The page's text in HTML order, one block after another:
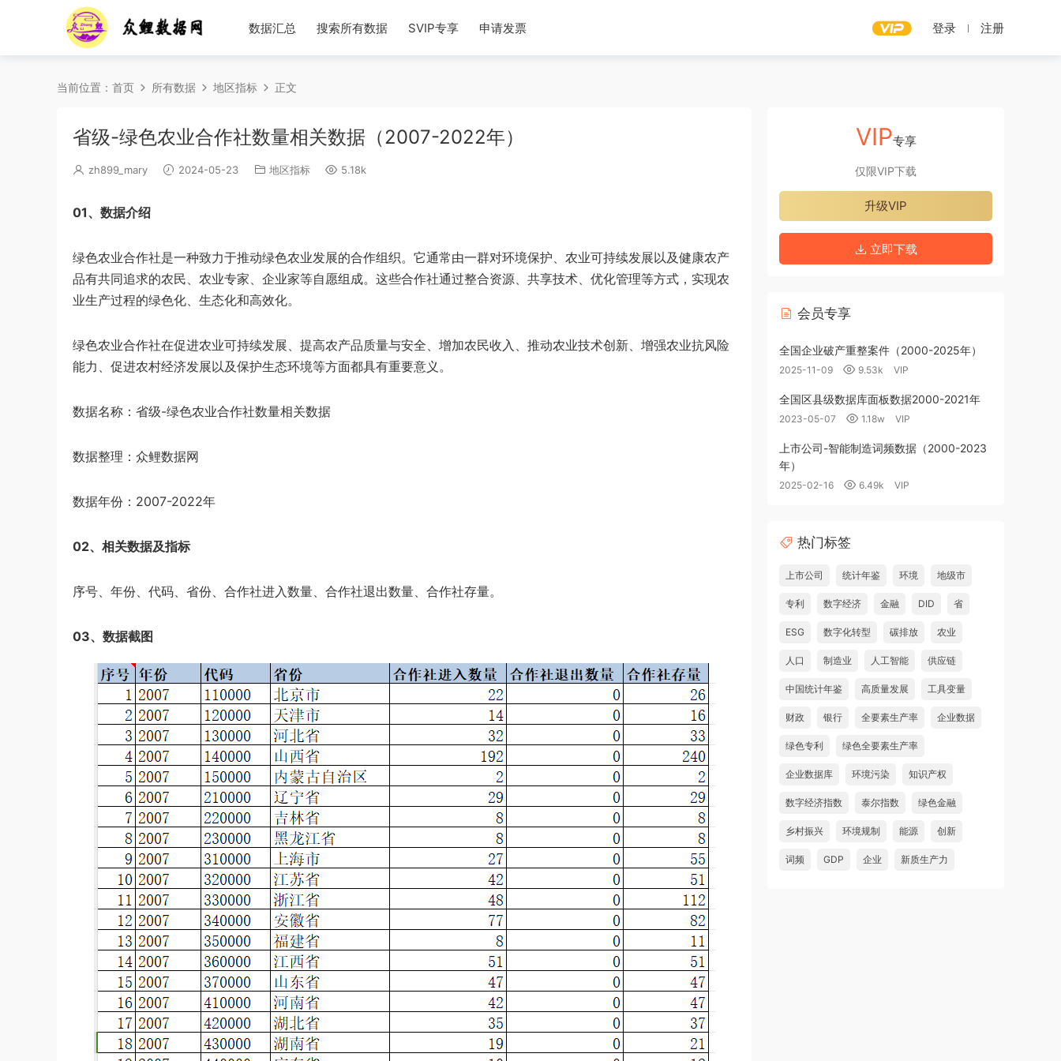
数据汇总 搜索所有数据 SVIP专享 申请发票 登录 注册
当前位置： 首页 所有数据 地区指标 正文
省级-绿色农业合作社数量相关数据（2007-2022年）
zh899_mary 2024-05-23 地区指标 5.18k
01、数据介绍
绿色农业合作社是一种致力于推动绿色农业发展的合作组织。它通常由一群对环境保护、农业可持续发展以及健康农产
品有共同追求的农民、农业专家、企业家等自愿组成。这些合作社通过整合资源、共享技术、优化管理等方式，实现农
业生产过程的绿色化、生态化和高效化。
绿色农业合作社在促进农业可持续发展、提高农产品质量与安全、增加农民收入、推动农业技术创新、增强农业抗风险
能力、促进农村经济发展以及保护生态环境等方面都具有重要意义。
数据名称：省级-绿色农业合作社数量相关数据
数据整理：众鲤数据网
数据年份：2007-2022年
02、相关数据及指标
序号、年份、代码、省份、合作社进入数量、合作社退出数量、合作社存量。
03、数据截图
VIP专享
仅限VIP下载
升级VIP
立即下载
会员专享
全国企业破产重整案件（2000-2025年）
2025-11-09 9.53k VIP
全国区县级数据库面板数据2000-2021年
2023-05-07 1.18w VIP
上市公司-智能制造词频数据（2000-2023
年）
2025-02-16 6.49k VIP
热门标签
上市公司 统计年鉴 环境 地级市
专利 数字经济 金融 DID 省
ESG 数字化转型 碳排放 农业
人口 制造业 人工智能 供应链
中国统计年鉴 高质量发展 工具变量
财政 银行 全要素生产率 企业数据
绿色专利 绿色全要素生产率
企业数据库 环境污染 知识产权
数字经济指数 泰尔指数 绿色金融
乡村振兴 环境规制 能源 创新
词频 GDP 企业 新质生产力